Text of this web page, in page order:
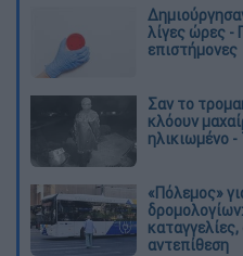
λίγες ώρες -
επιστήμονες
Σαν το
κλόουν
ηλικιωμένο
«Πόλεμος»
αντεπίθεση